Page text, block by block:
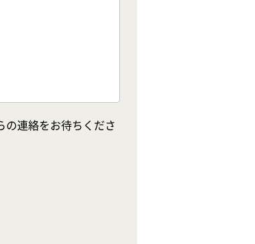
連絡をお待ちくださ